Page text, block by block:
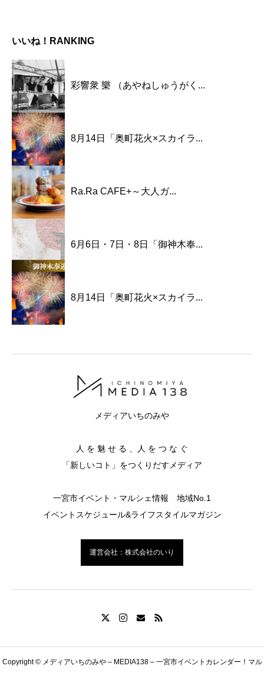
いいね！RANKING
彩響衆 樂 （あやねしゅうがく...
8月14日「奥町花火×スカイラ...
Ra.Ra CAFE+～大人ガ...
6月6日・7日・8日「御神木奉...
8月14日「奥町花火×スカイラ...
メディアいちのみや
人 を 魅 せ る 、人 を つ な ぐ
「新しいコト」をつくりだすメディア
一宮市イベント・マルシェ情報 地域No.1
イベントスケジュール&ライフスタイルマガジン
運営会社：株式会社のいり
Copyright © メディアいちのみや – MEDIA138 – 一宮市イベントカレンダー！マル
LINE友だち追加 イベント情報掲載の申込